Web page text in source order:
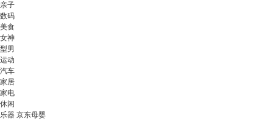
亲子
数码
美食
女神
型男
运动
汽车
家居
家电
休闲
乐器 京东母婴